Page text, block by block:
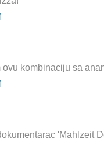
kombinaciju sa
'Mahlzeit